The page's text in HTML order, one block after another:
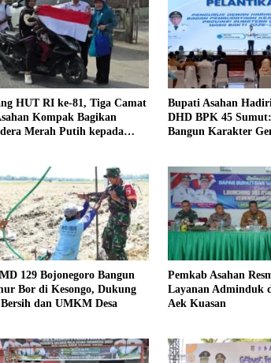
HUT RI ke-81, Tiga Camat
Kompak Bagikan
Merah Putih kepada
Bupati Asahan
DHD BPK 45
Bangun Karakter
129 Bojonegoro Bangun
Bor di Kesongo, Dukung
dan UMKM Desa
Pemkab Asahan
Layanan Adminduk
Aek Kuasan